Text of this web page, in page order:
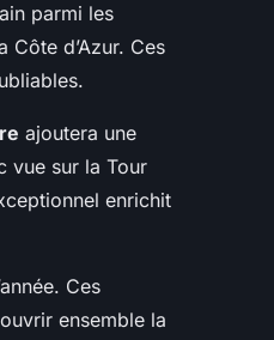
parmi les
d’Azur. Ces
ajoutera une
vue sur la Tour
enrichit
Ces
ensemble la